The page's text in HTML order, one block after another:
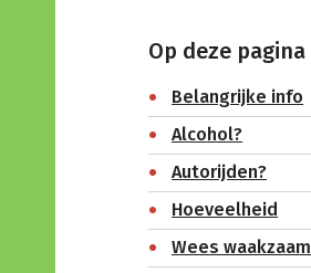
Op deze pagina
Belangrijke info
Alcohol?
Autorijden?
Hoeveelheid
Wees waakzaam